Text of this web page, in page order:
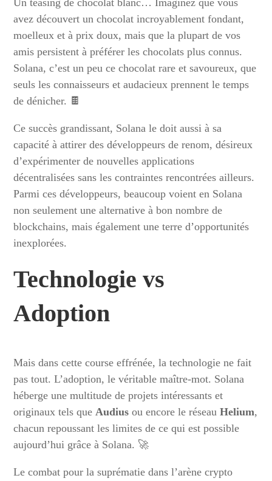
avez découvert un chocolat incroyablement fondant,
moelleux et à prix doux, mais que la plupart de vos
amis persistent à préférer les chocolats plus connus.
Solana, c’est un peu ce chocolat rare et savoureux, que
seuls les connaisseurs et audacieux prennent le temps
de dénicher. 🍫
Ce succès grandissant, Solana le doit aussi à sa
capacité à attirer des développeurs de renom, désireux
d’expérimenter de nouvelles applications
décentralisées sans les contraintes rencontrées ailleurs.
Parmi ces développeurs, beaucoup voient en Solana
non seulement une alternative à bon nombre de
blockchains, mais également une terre d’opportunités
inexplorées.
Technologie vs
Adoption
Mais dans cette course effrénée, la technologie ne fait
pas tout. L’adoption, le véritable maître-mot. Solana
héberge une multitude de projets intéressants et
originaux tels que Audius ou encore le réseauHelium,
chacun repoussant les limites de ce qui est possible
aujourd’hui grâce à Solana. 🚀
Le combat pour la suprématie dans l’arène crypto